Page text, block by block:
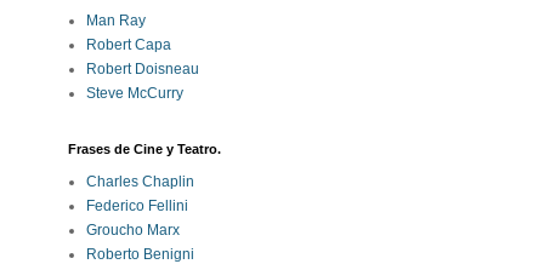
Man Ray
Robert Capa
Robert Doisneau
Steve McCurry
Frases de Cine y Teatro.
Charles Chaplin
Federico Fellini
Groucho Marx
Roberto Benigni